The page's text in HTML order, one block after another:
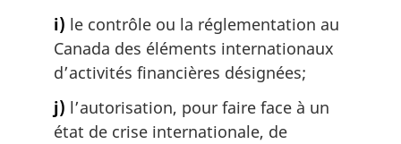
i) le contrôle ou la réglementation au
Canada des éléments internationaux
d’activités financières désignées;
j) l’autorisation, pour faire face à un
état de crise internationale, de